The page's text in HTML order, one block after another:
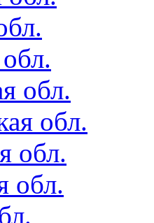
обл.
обл.
обл.
обл.